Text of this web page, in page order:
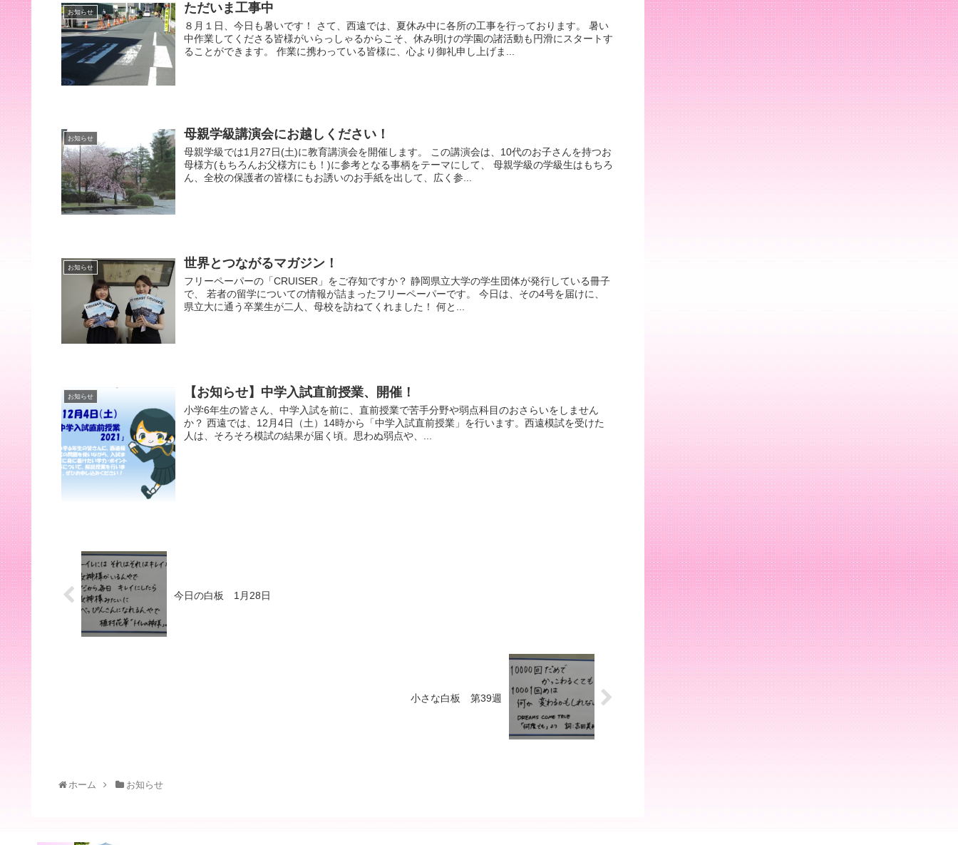
お知らせ ただいま工事中
８月１日、今日も暑いです！ さて、西遠では、夏休み中に各所の工事を行っております。 暑い
中作業してくださる皆様がいらっしゃるからこそ、休み明けの学園の諸活動も円滑にスタートす
ることができます。 作業に携わっている皆様に、心より御礼申し上げま...
お知らせ 母親学級講演会にお越しください！
母親学級では1月27日(土)に教育講演会を開催します。 この講演会は、10代のお子さんを持つお
母様方(もちろんお父様方にも！)に参考となる事柄をテーマにして、 母親学級の学級生はもちろ
ん、全校の保護者の皆様にもお誘いのお手紙を出して、広く参...
お知らせ 世界とつながるマガジン！
フリーペーパーの「CRUISER」をご存知ですか？ 静岡県立大学の学生団体が発行している冊子
で、 若者の留学についての情報が詰まったフリーペーパーです。 今日は、その4号を届けに、
県立大に通う卒業生が二人、母校を訪ねてくれました！ 何と...
お知らせ 【お知らせ】中学入試直前授業、開催！
小学6年生の皆さん、中学入試を前に、直前授業で苦手分野や弱点科目のおさらいをしません
か？ 西遠では、12月4日（土）14時から「中学入試直前授業」を行います。西遠模試を受けた
人は、そろそろ模試の結果が届く頃。思わぬ弱点や、...
今日の白板 1月28日
小さな白板 第39週
ホーム お知らせ